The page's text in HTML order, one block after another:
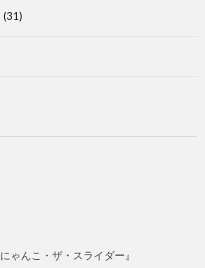
(31)
ゃんこ・ザ・スライダー』